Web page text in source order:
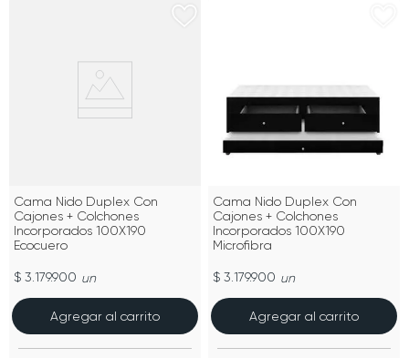
Cama Nido Duplex Con
Cajones + Colchones
Incorporados 100X190
Ecocuero
$ 3.179.900 un
Agregar al carrito
Cama Nido Duplex Con
Cajones + Colchones
Incorporados 100X190
Microfibra
$ 3.179.900 un
Agregar al carrito